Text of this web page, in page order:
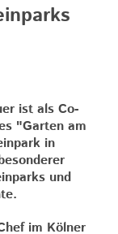
ist als Co-
"Garten am
in
und
im Kölner